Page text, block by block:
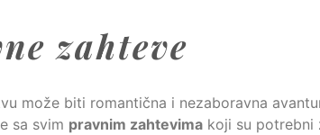
zahteve
može biti romantična i nezaboravna
sa svim pravnim zahtevima koji su potrebni